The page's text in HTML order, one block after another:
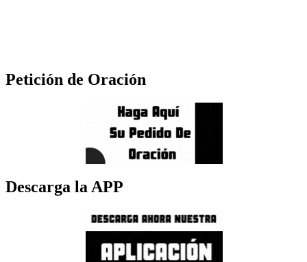
Petición de Oración
Descarga la APP